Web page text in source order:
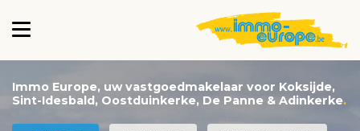
Immo Europe, uw vastgoedmakelaar voor Koksijde,
Sint-Idesbald, Oostduinkerke, De Panne & Adinkerke